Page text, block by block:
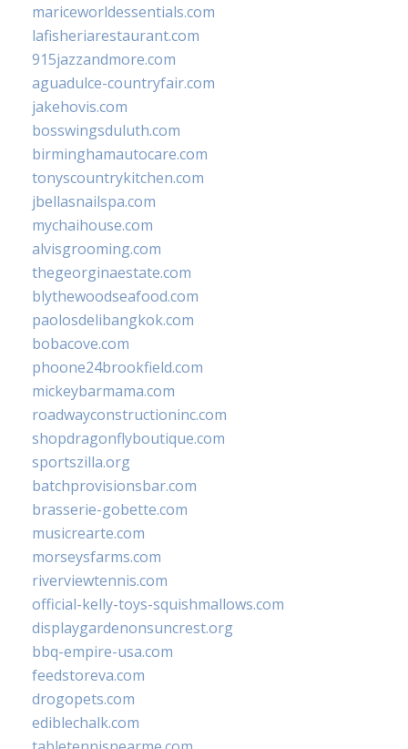
mariceworldessentials.com
lafisheriarestaurant.com
915jazzandmore.com
aguadulce-countryfair.com
jakehovis.com
bosswingsduluth.com
birminghamautocare.com
tonyscountrykitchen.com
jbellasnailspa.com
mychaihouse.com
alvisgrooming.com
thegeorginaestate.com
blythewoodseafood.com
paolosdelibangkok.com
bobacove.com
phoone24brookfield.com
mickeybarmama.com
roadwayconstructioninc.com
shopdragonflyboutique.com
sportszilla.org
batchprovisionsbar.com
brasserie-gobette.com
musicrearte.com
morseysfarms.com
riverviewtennis.com
official-kelly-toys-squishmallows.com
displaygardenonsuncrest.org
bbq-empire-usa.com
feedstoreva.com
drogopets.com
ediblechalk.com